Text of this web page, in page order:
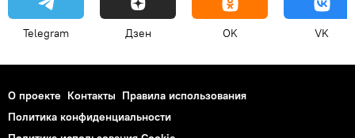
Telegram Дзен OK VK
О проекте Контакты Правила использования
Политика конфиденциальности